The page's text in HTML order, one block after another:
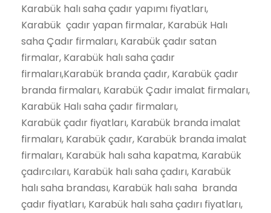
Karabük halı saha çadır yapımı fiyatları,
Karabük çadır yapan firmalar, Karabük Halı
saha Çadır firmaları, Karabük çadır satan
firmalar, Karabük halı saha çadır
firmaları,Karabük branda çadır, Karabük çadır
branda firmaları, Karabük Çadır imalat firmaları,
Karabük Halı saha çadır firmaları,
Karabük çadır fiyatları, Karabük branda imalat
firmaları, Karabük çadır, Karabük branda imalat
firmaları, Karabük halı saha kapatma, Karabük
çadırcıları, Karabük halı saha çadırı, Karabük
halı saha brandası, Karabük halı saha branda
çadır fiyatları, Karabük halı saha çadırı fiyatları,